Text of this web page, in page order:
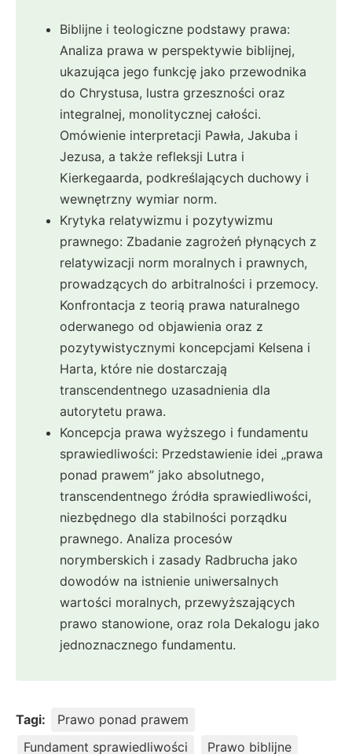
Biblijne i teologiczne podstawy prawa:
Analiza prawa w perspektywie biblijnej,
ukazująca jego funkcję jako przewodnika
do Chrystusa, lustra grzeszności oraz
integralnej, monolitycznej całości.
Omówienie interpretacji Pawła, Jakuba i
Jezusa, a także refleksji Lutra i
Kierkegaarda, podkreślających duchowy i
wewnętrzny wymiar norm.
Krytyka relatywizmu i pozytywizmu
prawnego: Zbadanie zagrożeń płynących z
relatywizacji norm moralnych i prawnych,
prowadzących do arbitralności i przemocy.
Konfrontacja z teorią prawa naturalnego
oderwanego od objawienia oraz z
pozytywistycznymi koncepcjami Kelsena i
Harta, które nie dostarczają
transcendentnego uzasadnienia dla
autorytetu prawa.
Koncepcja prawa wyższego i fundamentu
sprawiedliwości: Przedstawienie idei „prawa
ponad prawem” jako absolutnego,
transcendentnego źródła sprawiedliwości,
niezbędnego dla stabilności porządku
prawnego. Analiza procesów
norymberskich i zasady Radbrucha jako
dowodów na istnienie uniwersalnych
wartości moralnych, przewyższających
prawo stanowione, oraz rola Dekalogu jako
jednoznacznego fundamentu.
Tagi:
Prawo ponad prawem
Fundament sprawiedliwości
Prawo biblijne